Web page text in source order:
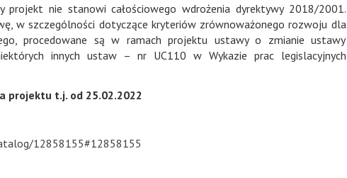
projekt nie stanowi całościowego wdrożenia dyrektywy 2018/2001.
w szczególności dotyczące kryteriów zrównoważonego rozwoju dla
procedowane są w ramach projektu ustawy o zmianie ustawy
innych ustaw – nr UC110 w Wykazie prac legislacyjnych
projektu t.j. od 25.02.2022
12858155#12858155